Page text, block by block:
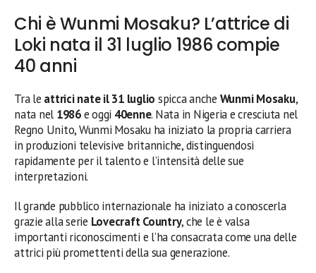
Chi è Wunmi Mosaku? L’attrice di
Loki nata il 31 luglio 1986 compie
40 anni
Tra le attrici nate il 31 luglio spicca anche Wunmi Mosaku,
nata nel 1986e oggi 40enne. Nata in Nigeria e cresciuta nel
Regno Unito, Wunmi Mosaku ha iniziato la propria carriera
in produzioni televisive britanniche, distinguendosi
rapidamente per il talento e l’intensità delle sue
interpretazioni.
Il grande pubblico internazionale ha iniziato a conoscerla
grazie alla serie Lovecraft Country, che le è valsa
importanti riconoscimenti e l’ha consacrata come una delle
attrici più promettenti della sua generazione.